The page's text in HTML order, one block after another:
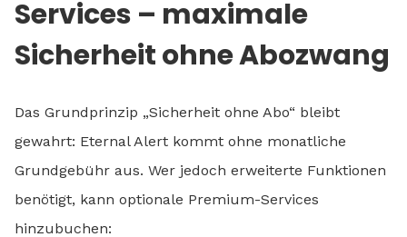
Services – maximale
Sicherheit ohne Abozwang
Das Grundprinzip „Sicherheit ohne Abo“ bleibt
gewahrt: Eternal Alert kommt ohne monatliche
Grundgebühr aus. Wer jedoch erweiterte Funktionen
benötigt, kann optionale Premium-Services
hinzubuchen: